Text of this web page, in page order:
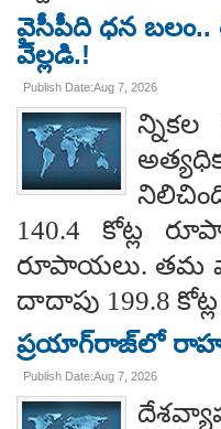
వైసీపీది ధన బలం..
వెల్లడి.!
Publish Date:Aug 7, 2026
140.4 కోట్ల
రూపాయలు. తమ
దాదాపు 199.8
ప్రయాగ్‌రాజ్‌లో
Publish Date:Aug 7, 2026